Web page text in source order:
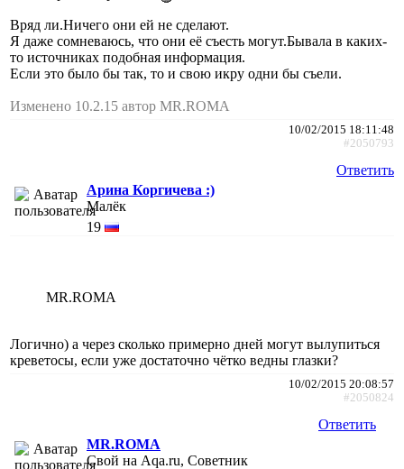
Вряд ли.Ничего они ей не сделают.
Я даже сомневаюсь, что они её съесть могут.Бывала в каких-
то источниках подобная информация.
Если это было бы так, то и свою икру одни бы съели.
Изменено 10.2.15 автор MR.ROMA
10/02/2015 18:11:48
#2050793
Ответить
Арина Коргичева :)
Малёк
19
MR.ROMA
Логично) а через сколько примерно дней могут вылупиться
креветосы, если уже достаточно чётко ведны глазки?
10/02/2015 20:08:57
#2050824
Ответить
MR.ROMA
Свой на Aqa.ru, Советник